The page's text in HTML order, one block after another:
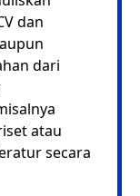
dan
dari
atau
secara